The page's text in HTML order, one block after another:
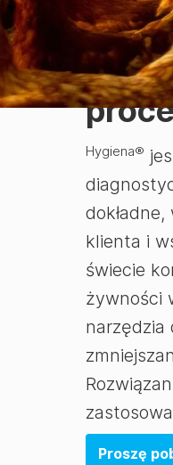
Hygiena®
klienta i
świecie
żywności
narzędzia
Proszę